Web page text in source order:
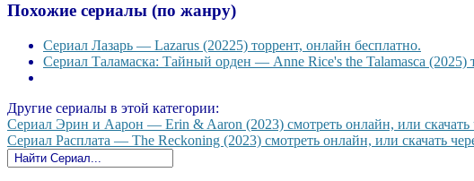
Похожие сериалы (по жанру)
Сериал Лазарь — Lazarus (20225) торрент, онлайн бесплатно.
Сериал Таламаска: Тайный орден — Anne Rice's the Talamasca (2025)
Другие сериалы в этой категории:
Сериал Эрин и Аарон — Erin & Aaron (2023) смотреть онлайн, или скачать
Сериал Расплата — The Reckoning (2023) смотреть онлайн, или скачать